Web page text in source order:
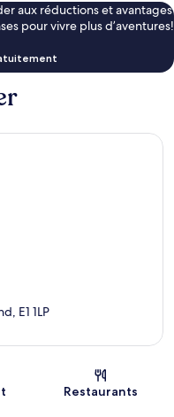
aux réductions et avantages
pour vivre plus d’aventures!
E1 1LP
Restaurants